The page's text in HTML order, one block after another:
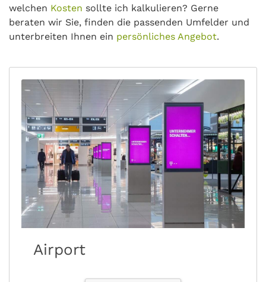
welchen Kosten sollte ich kalkulieren? Gerne
beraten wir Sie, finden die passenden Umfelder und
unterbreiten Ihnen ein persönliches Angebot.
Airport